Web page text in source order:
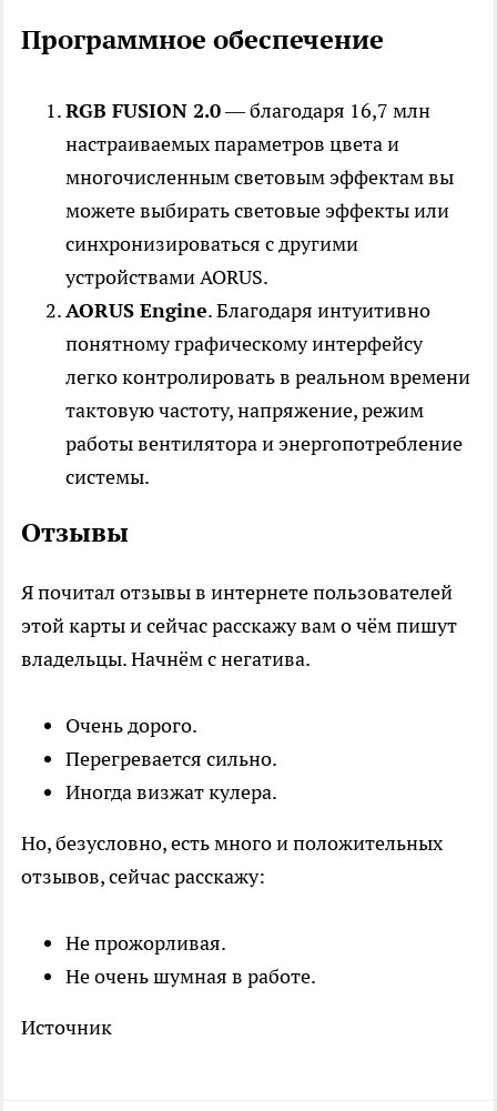
Программное обеспечение
RGB FUSION 2.0— благодаря 16,7 млн ​​
настраиваемых параметров цвета и
многочисленным световым эффектам вы
можете выбирать световые эффекты или
синхронизироваться с другими
устройствами AORUS.
AORUS Engine. Благодаря интуитивно
понятному графическому интерфейсу
легко контролировать в реальном времени
тактовую частоту, напряжение, режим
работы вентилятора и энергопотребление
системы.
Отзывы
Я почитал отзывы в интернете пользователей
этой карты и сейчас расскажу вам о чём пишут
владельцы. Начнём с негатива.
Очень дорого.
Перегревается сильно.
Иногда визжат кулера.
Но, безусловно, есть много и положительных
отзывов, сейчас расскажу:
Не прожорливая.
Не очень шумная в работе.
Источник